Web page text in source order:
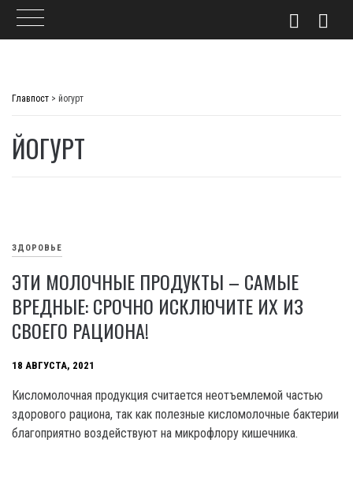
Главпост > йогурт
ЙОГУРТ
ЗДОРОВЬЕ
ЭТИ МОЛОЧНЫЕ ПРОДУКТЫ – САМЫЕ
ВРЕДНЫЕ: СРОЧНО ИСКЛЮЧИТЕ ИХ ИЗ
СВОЕГО РАЦИОНА!
18 АВГУСТА, 2021
Кисломолочная продукция считается неотъемлемой частью
здорового рациона, так как полезные кисломолочные бактерии
благоприятно воздействуют на микрофлору кишечника.